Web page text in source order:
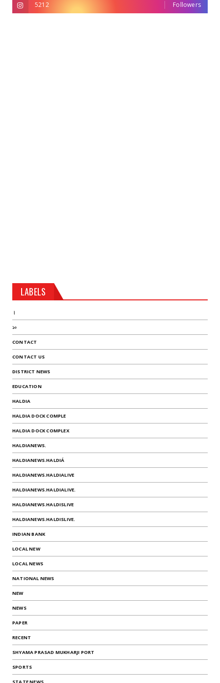
5212 Followers
LABELS
।
১০
CONTACT
CONTACT US
DISTRICT NEWS
EDUCATION
HALDIA
HALDIA DOCK COMPLE
HALDIA DOCK COMPLEX
HALDIANEWS.
HALDIANEWS.HALDIÁ
HALDIANEWS.HALDIALIVE
HALDIANEWS.HALDIALIVE.
HALDIANEWS.HALDISLIVE
HALDIANEWS.HALDISLIVE.
INDIAN BANK
LOCAL NEW
LOCAL NEWS
NATIONAL NEWS
NEW
NEWS
PAPER
RECENT
SHYAMA PRASAD MUKHARJI PORT
SPORTS